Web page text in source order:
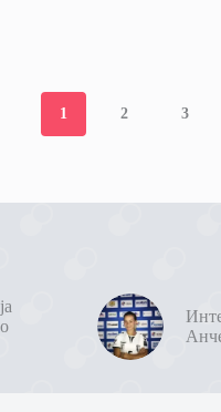
1 2 3